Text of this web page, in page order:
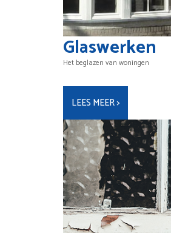
Glaswerken
Het beglazen van woningen
LEES MEER >